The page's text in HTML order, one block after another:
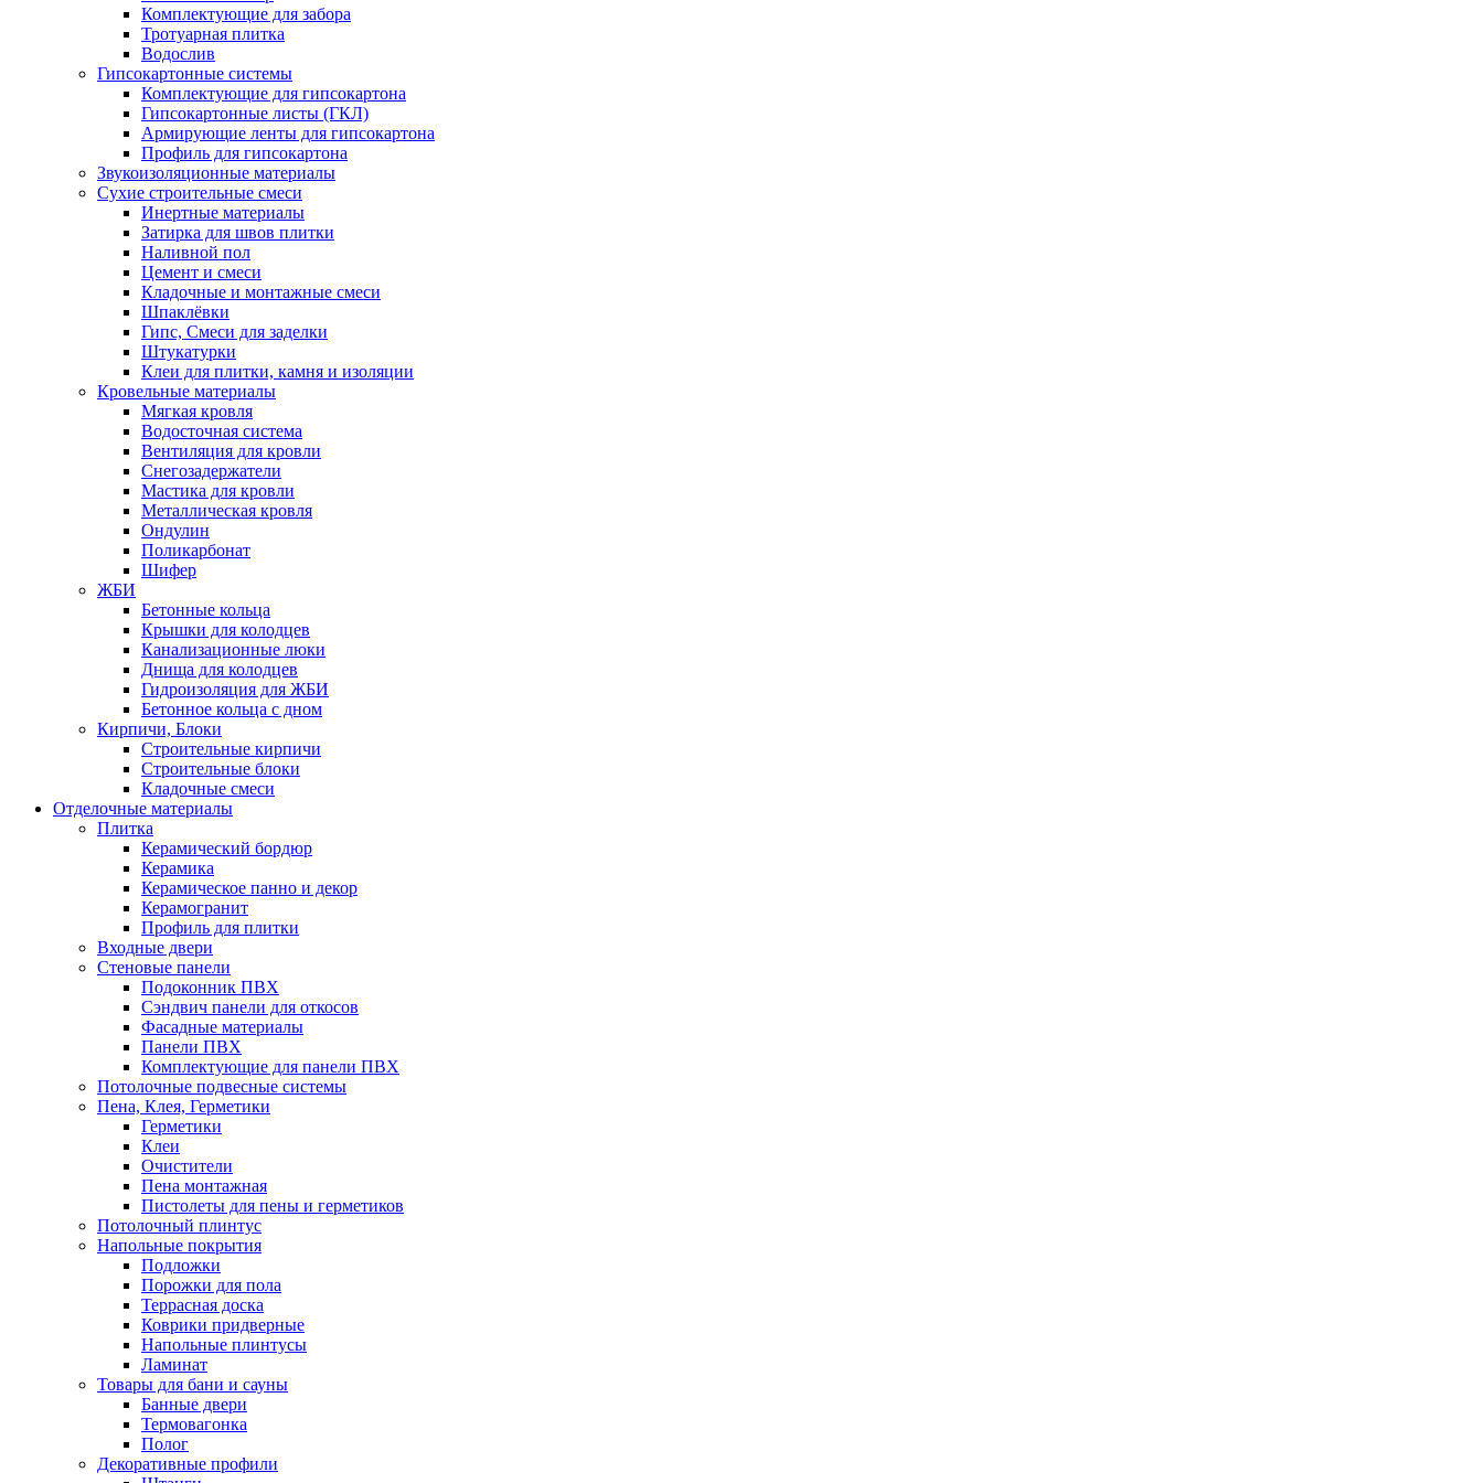
Комплектующие для забора
Тротуарная плитка
Водослив
Гипсокартонные системы
Комплектующие для гипсокартона
Гипсокартонные листы (ГКЛ)
Армирующие ленты для гипсокартона
Профиль для гипсокартона
Звукоизоляционные материалы
Сухие строительные смеси
Инертные материалы
Затирка для швов плитки
Наливной пол
Цемент и смеси
Кладочные и монтажные смеси
Шпаклёвки
Гипс, Смеси для заделки
Штукатурки
Клеи для плитки, камня и изоляции
Кровельные материалы
Мягкая кровля
Водосточная система
Вентиляция для кровли
Снегозадержатели
Мастика для кровли
Металлическая кровля
Ондулин
Поликарбонат
Шифер
ЖБИ
Бетонные кольца
Крышки для колодцев
Канализационные люки
Днища для колодцев
Гидроизоляция для ЖБИ
Бетонное кольца с дном
Кирпичи, Блоки
Строительные кирпичи
Строительные блоки
Кладочные смеси
Отделочные материалы
Плитка
Керамический бордюр
Керамика
Керамическое панно и декор
Керамогранит
Профиль для плитки
Входные двери
Стеновые панели
Подоконник ПВХ
Сэндвич панели для откосов
Фасадные материалы
Панели ПВХ
Комплектующие для панели ПВХ
Потолочные подвесные системы
Пена, Клея, Герметики
Герметики
Клеи
Очистители
Пена монтажная
Пистолеты для пены и герметиков
Потолочный плинтус
Напольные покрытия
Подложки
Порожки для пола
Террасная доска
Коврики придверные
Напольные плинтусы
Ламинат
Товары для бани и сауны
Банные двери
Термовагонка
Полог
Декоративные профили